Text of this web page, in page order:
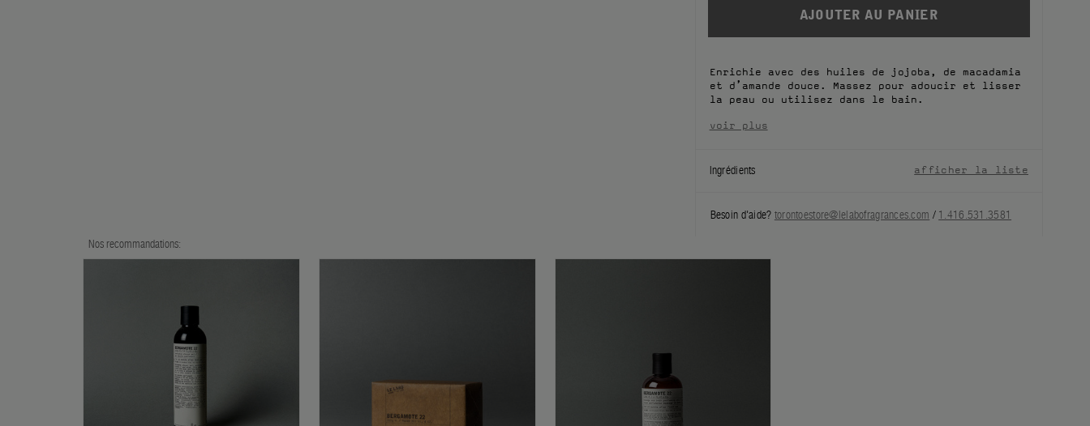
Enrichie avec des huiles de jojoba, de macadamia
et d’amande douce. Massez pour adoucir et lisser
la peau ou utilisez dans le bain.
voir plus
Ingrédients afficher la liste
Besoin d'aide? torontoestore@lelabofragrances.com / 1.416.531.3581
Nos recommandations: